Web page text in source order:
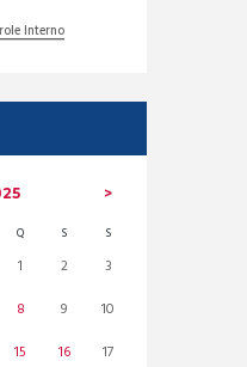
Interno
Q S S
1 2
3
8 9
10
15 16
17